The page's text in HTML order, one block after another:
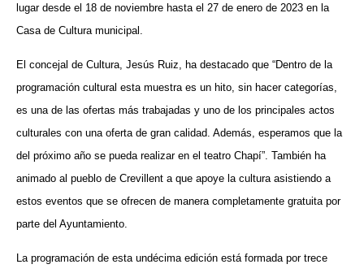
lugar desde el 18 de noviembre hasta el 27 de enero de 2023 en la
Casa de Cultura municipal.
El concejal de Cultura, Jesús Ruiz, ha destacado que “Dentro de la
programación cultural esta muestra es un hito, sin hacer categorías,
es una de las ofertas más trabajadas y uno de los principales actos
culturales con una oferta de gran calidad. Además, esperamos que la
del próximo año se pueda realizar en el teatro Chapí”. También ha
animado al pueblo de Crevillent a que apoye la cultura asistiendo a
estos eventos que se ofrecen de manera completamente gratuita por
parte del Ayuntamiento.
La programación de esta undécima edición está formada por trece